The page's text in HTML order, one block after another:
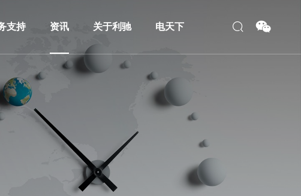
支持 资讯 关于利驰 电天下